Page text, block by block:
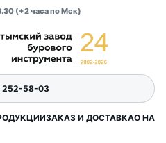
(+2 часа по Мск)
ЗАКАЗ И ДОСТАВКАО НАС
252-58-03